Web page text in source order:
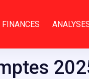
FINANCES